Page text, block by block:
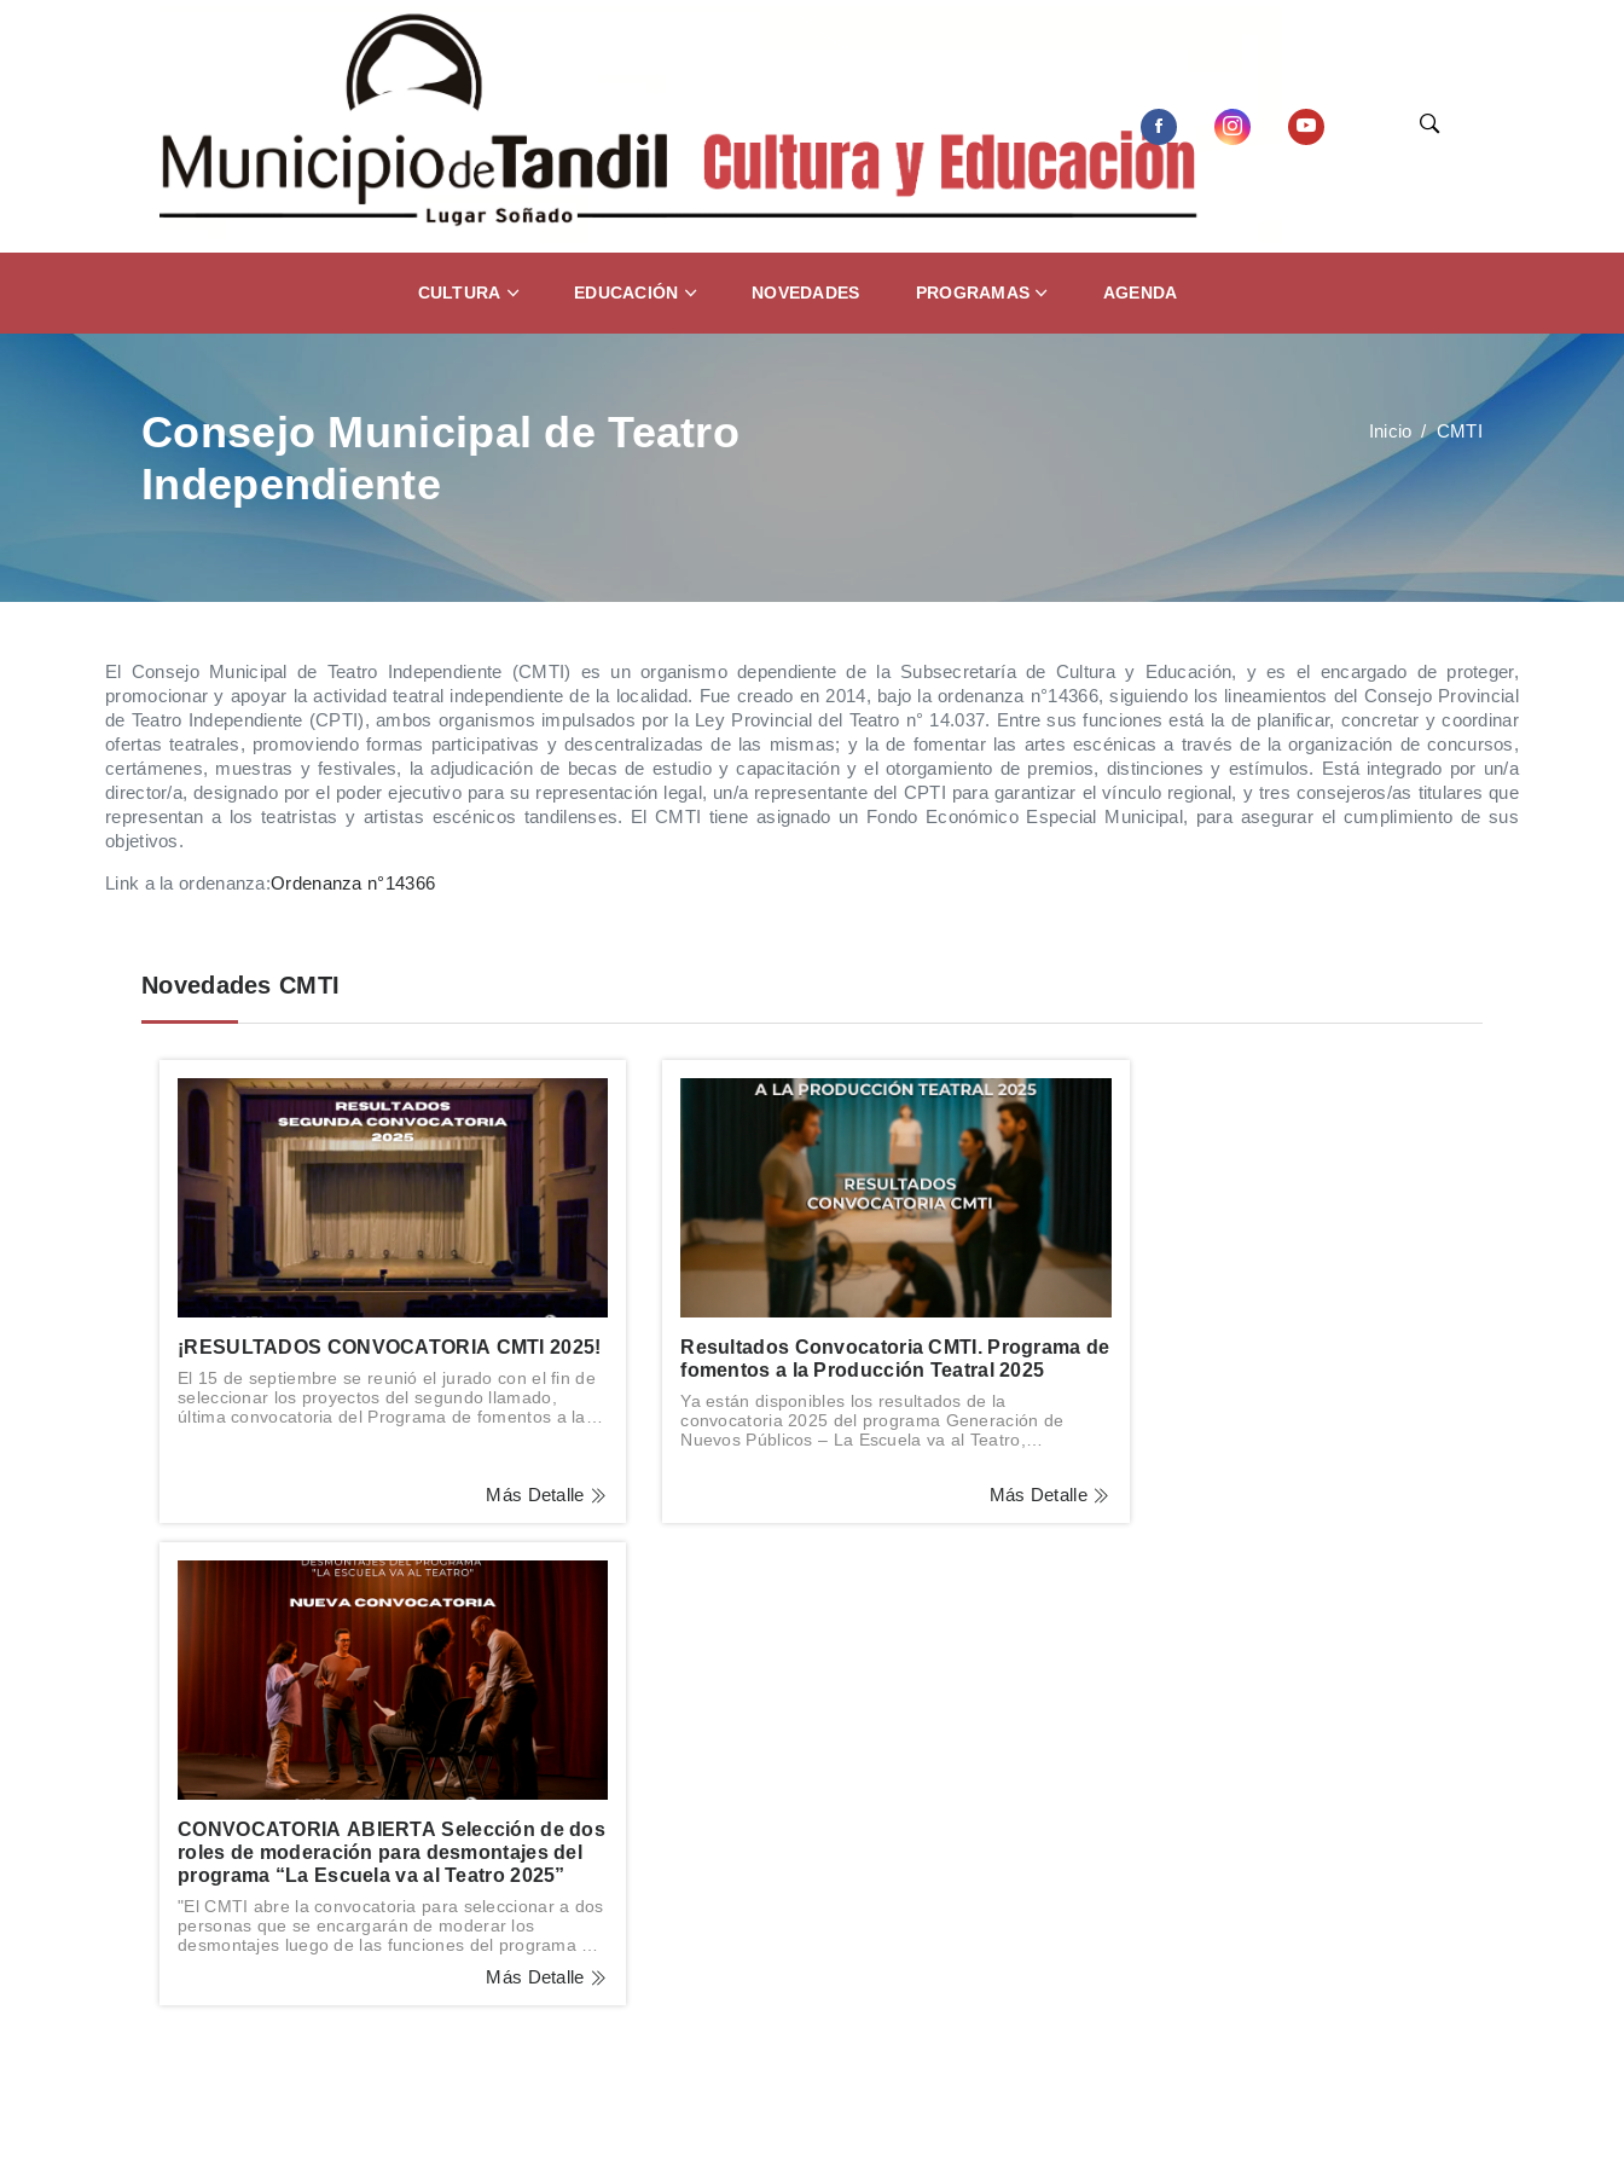
CULTURA EDUCACIÓN NOVEDADES PROGRAMAS AGENDA
Consejo Municipal de Teatro
Independiente
Inicio CMTI
El Consejo Municipal de Teatro Independiente (CMTI) es un organismo dependiente de la Subsecretaría de Cultura y Educación, y es el encargado de proteger,
promocionar y apoyar la actividad teatral independiente de la localidad. Fue creado en 2014, bajo la ordenanza n°14366, siguiendo los lineamientos del Consejo Provincial
de Teatro Independiente (CPTI), ambos organismos impulsados por la Ley Provincial del Teatro n° 14.037. Entre sus funciones está la de planificar, concretar y coordinar
ofertas teatrales, promoviendo formas participativas y descentralizadas de las mismas; y la de fomentar las artes escénicas a través de la organización de concursos,
certámenes, muestras y festivales, la adjudicación de becas de estudio y capacitación y el otorgamiento de premios, distinciones y estímulos. Está integrado por un/a
director/a, designado por el poder ejecutivo para su representación legal, un/a representante del CPTI para garantizar el vínculo regional, y tres consejeros/as titulares que
representan a los teatristas y artistas escénicos tandilenses. El CMTI tiene asignado un Fondo Económico Especial Municipal, para asegurar el cumplimiento de sus
objetivos.
Link a la ordenanza:Ordenanza n°14366
Novedades CMTI
¡RESULTADOS CONVOCATORIA CMTI 2025!
El 15 de septiembre se reunió el jurado con el fin de
seleccionar los proyectos del segundo llamado,
última convocatoria del Programa de fomentos a la
Más Detalle
Resultados Convocatoria CMTI. Programa de
fomentos a la Producción Teatral 2025
Ya están disponibles los resultados de la
convocatoria 2025 del programa Generación de
Nuevos Públicos – La Escuela va al Teatro,
Más Detalle
CONVOCATORIA ABIERTA Selección de dos
roles de moderación para desmontajes del
programa “La Escuela va al Teatro 2025”
"El CMTI abre la convocatoria para seleccionar a dos
personas que se encargarán de moderar los
desmontajes luego de las funciones del programa La
Más Detalle